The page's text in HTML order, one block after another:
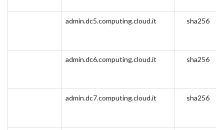
admin.dc5.computing.cloud.it sha256
admin.dc6.computing.cloud.it sha256
admin.dc7.computing.cloud.it sha256